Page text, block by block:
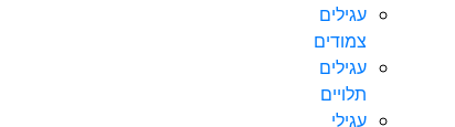
עגילים
צמודים
עגילים
תלויים
עגילי